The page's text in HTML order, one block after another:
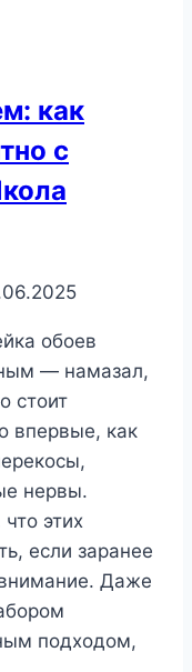
как
с
обоев
— намазал,
стоит
впервые, как
нервы.
этих
если заранее
Даже
подходом,